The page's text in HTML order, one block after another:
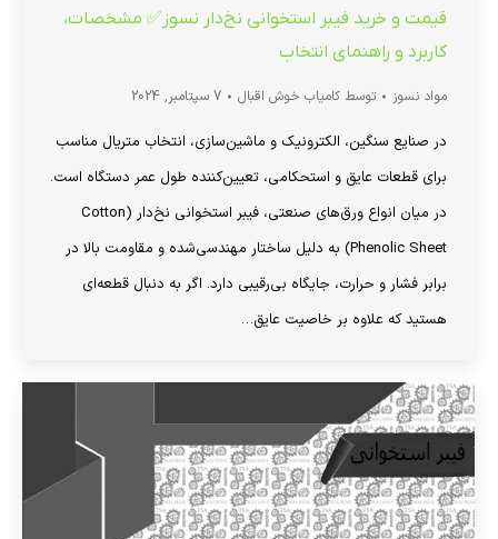
قیمت و خرید فیبر استخوانی نخ‌دار نسوز✅ مشخصات،
کاربرد و راهنمای انتخاب
مواد نسوز توسط کامیاب خوش اقبال 7 سپتامبر, 2024
در صنایع سنگین، الکترونیک و ماشین‌سازی، انتخاب متریال مناسب
برای قطعات عایق و استحکامی، تعیین‌کننده طول عمر دستگاه است.
در میان انواع ورق‌های صنعتی، فیبر استخوانی نخ‌دار (Cotton
Phenolic Sheet) به دلیل ساختار مهندسی‌شده و مقاومت بالا در
برابر فشار و حرارت، جایگاه بی‌رقیبی دارد. اگر به دنبال قطعه‌ای
هستید که علاوه بر خاصیت عایق…